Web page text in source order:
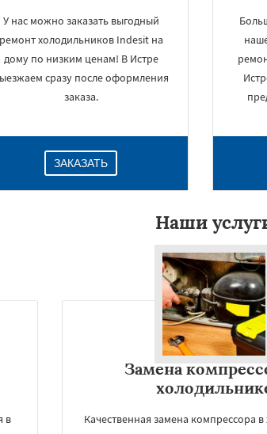
У нас можно заказать выгодный
ремонт холодильников Indesit на
дому по низким ценам! В Истре
сразу после оформления
заказа.
ЗАКАЗАТЬ
Наши
в
Замена
Качественная замена компрессора